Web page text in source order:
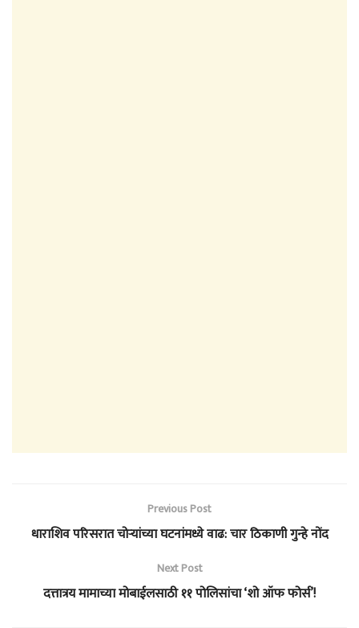
Previous Post
धाराशिव परिसरात चोऱ्यांच्या घटनांमध्ये वाढ: चार ठिकाणी गुन्हे नोंद
Next Post
दत्तात्रय मामाच्या मोबाईलसाठी ११ पोलिसांचा ‘शो ऑफ फोर्स’!